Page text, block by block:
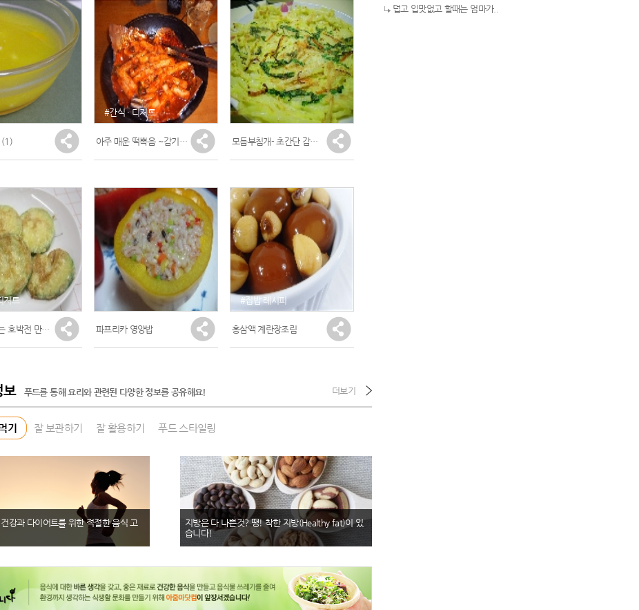
그리
라~~~
(1)
#간식 · 디저트
아주 매운 떡뽁음 ~감기뚝 (1) 모듬부침개- 초간단 감자전,야채호박전,버섯전
저트
[1편]-맛있는 호박전 만들기! (1) 파프리카 영양밥
#집밥 레시피
홍삼액 계란장조림
보 푸드를 통해 요리와 관련된 다양한 정보를 공유해요! 더보기
기 잘 보관하기 잘 활용하기 푸드 스타일링
강과 다이어트를 위한 적절한 음식 고
지방은 다 나쁜것? 땡! 착한 지방(Healthy fat)이 있
습니다!
덥고 입맛없고 할때는 엄마가..